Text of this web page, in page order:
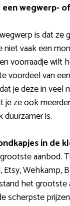
wegwerp-
is dat ze
niet vaak een
voorraadje wilt
voordeel van
je deze in veel
je ze ook
is.
in de
aanbod.
Wehkamp,
het grootste
scherpste